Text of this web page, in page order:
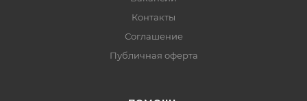
Контакты
Соглашение
Публичная оферта